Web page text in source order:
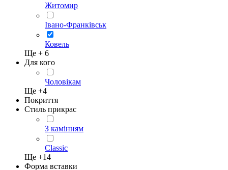
Житомир
Івано-Франківськ
Ковель
Ще + 6
Для кого
Чоловікам
Ще +4
Покриття
Стиль прикрас
З камінням
Classic
Ще +14
Форма вставки